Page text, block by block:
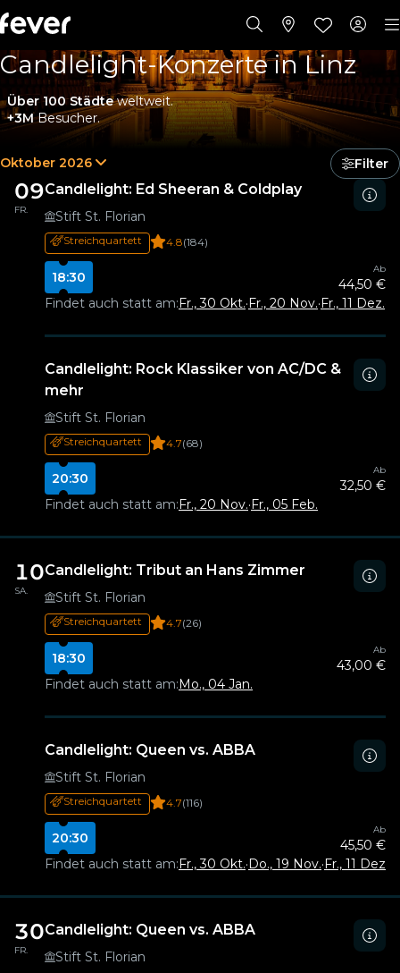
Candlelight-Konzerte in Linz
Über 100 Städteweltweit.
+3MBesucher.
Oktober 2026 Filter
09
FR.
Candlelight: Ed Sheeran & Coldplay
Stift St. Florian
Streichquartett 4.8(184)
18:30
Ab
44,50 €
Findet auch statt am:Fr., 30 Okt.·Fr., 20 Nov.·Fr., 11 Dez.
Candlelight: Rock Klassiker von AC/DC &
mehr
Stift St. Florian
Streichquartett 4.7(68)
20:30
Ab
32,50 €
Findet auch statt am:Fr., 20 Nov.·Fr., 05 Feb.
10
SA.
Candlelight: Tribut an Hans Zimmer
Stift St. Florian
Streichquartett 4.7(26)
18:30
Ab
43,00 €
Findet auch statt am:Mo., 04 Jan.
Candlelight: Queen vs. ABBA
Stift St. Florian
Streichquartett 4.7(116)
20:30
Ab
45,50 €
Findet auch statt am:Fr., 30 Okt.·Do., 19 Nov.·Fr., 11 Dez.
30
FR.
Candlelight: Queen vs. ABBA
Stift St. Florian